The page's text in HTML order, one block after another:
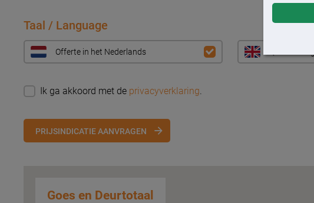
Taal / Language
Offerte in het Nederlands
Ik ga akkoord met de privacyverklaring.
PRIJSINDICATIE AANVRAGEN
Goes en Deurtotaal